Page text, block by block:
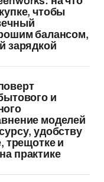
чтобы
балансом,
зарядкой
и
моделей
удобству
трещотке и
практике